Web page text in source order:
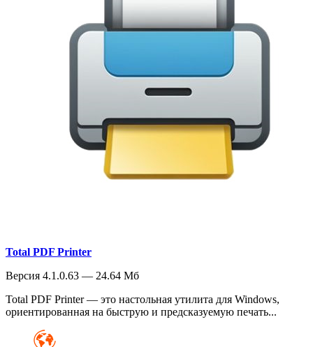
Total PDF Printer
Версия 4.1.0.63 — 24.64 Мб
Total PDF Printer — это настольная утилита для Windows,
ориентированная на быструю и предсказуемую печать...